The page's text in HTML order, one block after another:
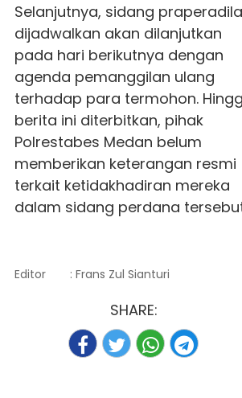
Selanjutnya, sidang
dijadwalkan akan dilanjutkan
pada hari berikutnya dengan
agenda pemanggilan ulang
terhadap para termohon.
berita ini diterbitkan, pihak
Polrestabes Medan belum
memberikan keterangan resmi
terkait ketidakhadiran mereka
dalam sidang perdana
Editor : Frans Zul Sianturi
SHARE: